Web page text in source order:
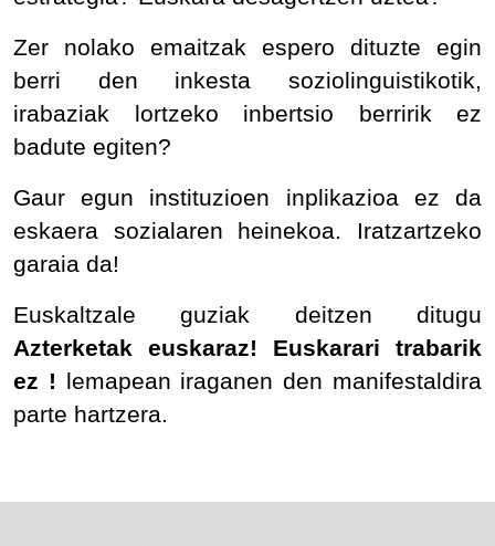
Zer nolako emaitzak espero dituzte egin
berri den inkesta soziolinguistikotik,
irabaziak lortzeko inbertsio berririk ez
badute egiten?
Gaur egun instituzioen inplikazioa ez da
eskaera sozialaren heinekoa. Iratzartzeko
garaia da!
Euskaltzale guziak deitzen ditugu
Azterketak euskaraz! Euskarari trabarik
ez ! lemapean iraganen den manifestaldira
parte hartzera.